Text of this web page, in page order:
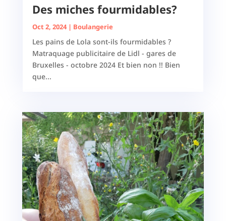
Des miches fourmidables?
Oct 2, 2024| Boulangerie
Les pains de Lola sont-ils fourmidables ?
Matraquage publicitaire de Lidl - gares de
Bruxelles - octobre 2024 Et bien non !! Bien
que...